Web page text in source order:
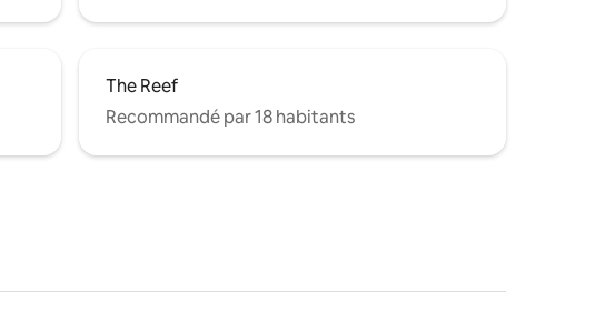
The Reef
Recommandé par 18 habitants